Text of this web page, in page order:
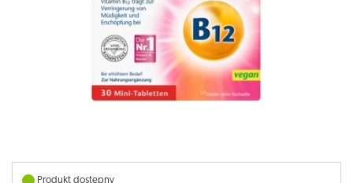
Produkt dostępny